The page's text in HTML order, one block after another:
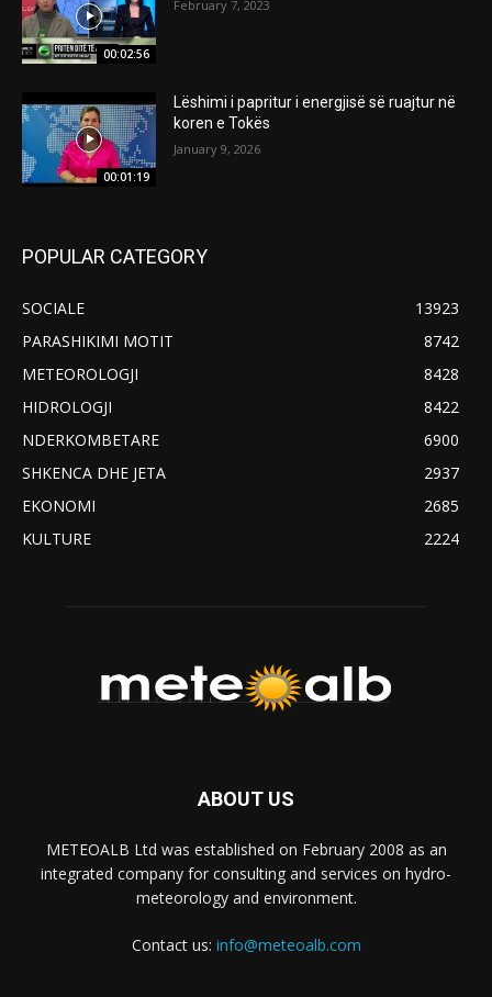
00:02:56
February 7, 2023
00:01:19
Lëshimi i papritur i energjisë së ruajtur në
koren e Tokës
January 9, 2026
POPULAR CATEGORY
SOCIALE
13923
PARASHIKIMI MOTIT
8742
METEOROLOGJI
8428
HIDROLOGJI
8422
NDERKOMBETARE
6900
SHKENCA DHE JETA
2937
EKONOMI
2685
KULTURE
2224
ABOUT US
METEOALB Ltd was established on February 2008 as an
integrated company for consulting and services on hydro-
meteorology and environment.
Contact us: info@meteoalb.com